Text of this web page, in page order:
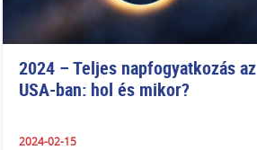
2024 – Teljes napfogyatkozás az
USA-ban: hol és mikor?
2024-02-15